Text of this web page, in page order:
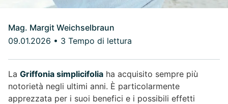
Mag. Margit Weichselbraun
09.01.2026 • 3 Tempo di lettura
La Griffonia simplicifolia ha acquisito sempre più
notorietà negli ultimi anni. È particolarmente
apprezzata per i suoi benefici e i possibili effetti